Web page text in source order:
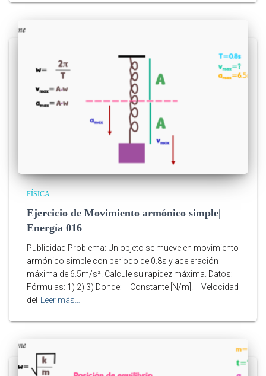
FÍSICA
Ejercicio de Movimiento armónico simple|
Energía 016
Publicidad Problema: Un objeto se mueve en movimiento
armónico simple con periodo de 0.8s y aceleración
máxima de 6.5m/s². Calcule su rapidez máxima. Datos:
Fórmulas: 1) 2) 3) Donde: = Constante [N/m]. = Velocidad
del
Leer más…